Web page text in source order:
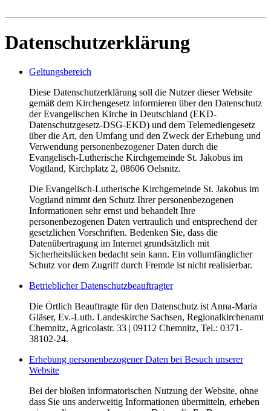
Datenschutzerklärung
Geltungsbereich
Diese Datenschutzerklärung soll die Nutzer dieser Website
gemäß dem Kirchengesetz informieren über den Datenschutz
der Evangelischen Kirche in Deutschland (EKD-
Datenschutzgesetz-DSG-EKD) und dem Telemediengesetz
über die Art, den Umfang und den Zweck der Erhebung und
Verwendung personenbezogener Daten durch die
Evangelisch-Lutherische Kirchgemeinde St. Jakobus im
Vogtland, Kirchplatz 2, 08606 Oelsnitz.
Die Evangelisch-Lutherische Kirchgemeinde St. Jakobus im
Vogtland nimmt den Schutz Ihrer personenbezogenen
Informationen sehr ernst und behandelt Ihre
personenbezogenen Daten vertraulich und entsprechend der
gesetzlichen Vorschriften. Bedenken Sie, dass die
Datenübertragung im Internet grundsätzlich mit
Sicherheitslücken bedacht sein kann. Ein vollumfänglicher
Schutz vor dem Zugriff durch Fremde ist nicht realisierbar.
Betrieblicher Datenschutzbeauftragter
Die Örtlich Beauftragte für den Datenschutz ist Anna-Maria
Gläser, Ev.-Luth. Landeskirche Sachsen, Regionalkirchenamt
Chemnitz, Agricolastr. 33 | 09112 Chemnitz, Tel.: 0371-
38102-24.
Erhebung personenbezogener Daten bei Besuch unserer
Website
Bei der bloßen informatorischen Nutzung der Website, ohne
dass Sie uns anderweitig Informationen übermitteln, erheben